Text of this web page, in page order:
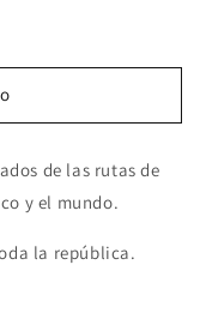
de las rutas de
y el mundo.
la república.